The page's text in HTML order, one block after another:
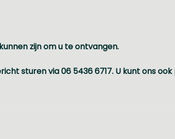
zijn om u te ontvangen.
sturen via 06 5436 6717. U kunt ons